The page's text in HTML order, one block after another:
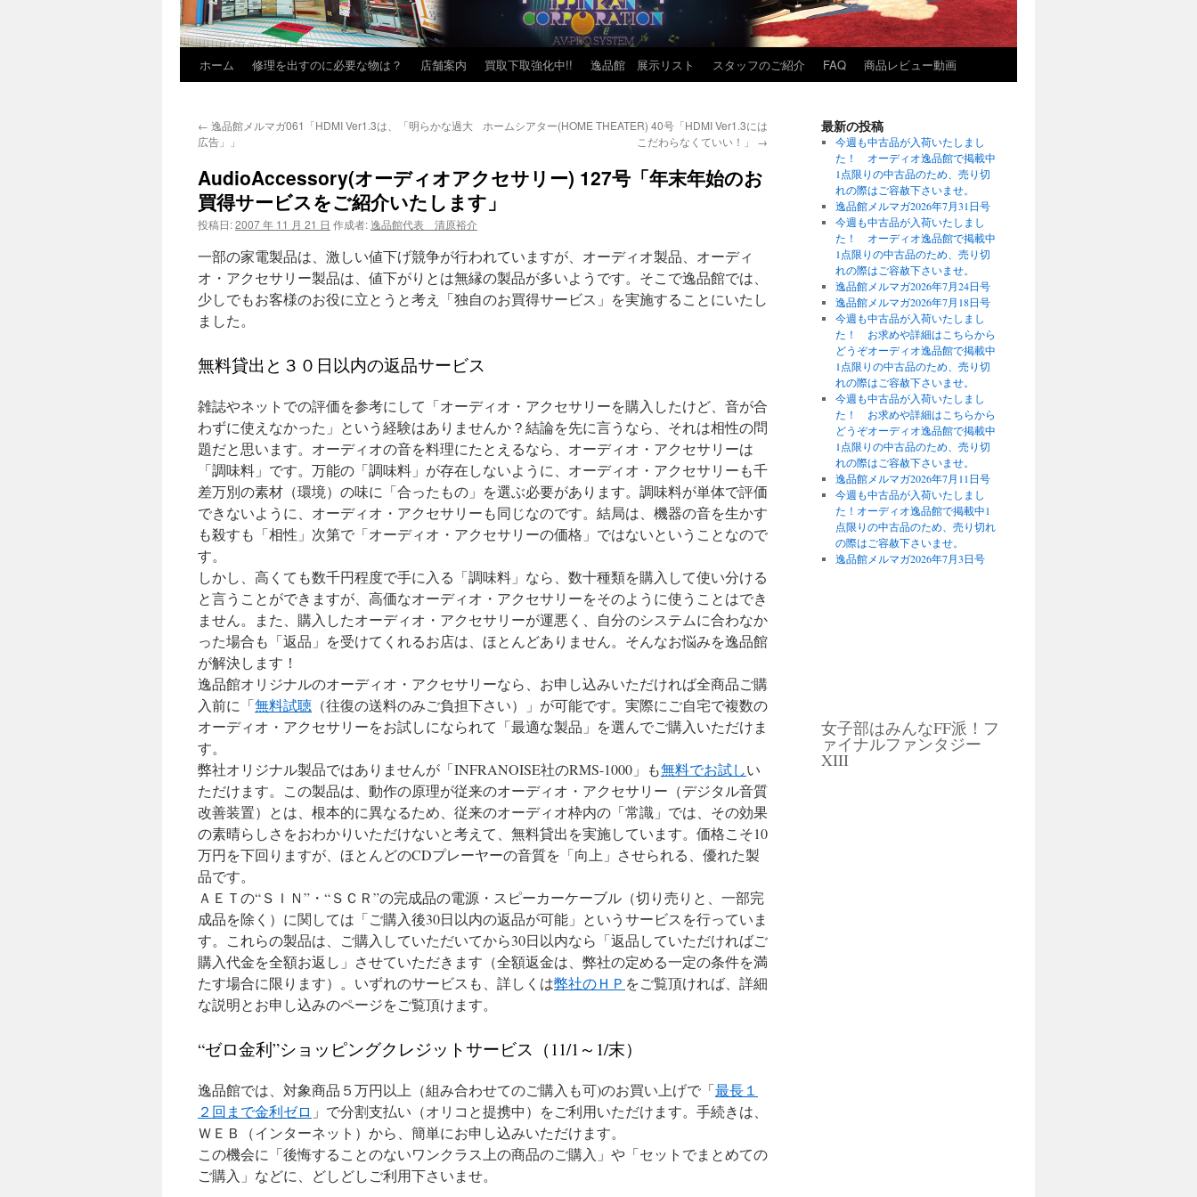
ホーム 修理を出すのに必要な物は？ 店舗案内 買取下取強化中!! 逸品館 展示リスト スタッフのご紹介 FAQ 商品レビュー動画
← 逸品館メルマガ061「HDMI Ver1.3は、「明らかな過大
広告」」
ホームシアター(HOME THEATER) 40号「HDMI Ver1.3には
こだわらなくていい！」 →
AudioAccessory(オーディオアクセサリー) 127号「年末年始のお
買得サービスをご紹介いたします」
投稿日:2007 年 11 月 21 日 作成者:逸品館代表 清原裕介
一部の家電製品は、激しい値下げ競争が行われていますが、オーディオ製品、オーディ
オ・アクセサリー製品は、値下がりとは無縁の製品が多いようです。そこで逸品館では、
少しでもお客様のお役に立とうと考え「独自のお買得サービス」を実施することにいたし
ました。
無料貸出と３０日以内の返品サービス
雑誌やネットでの評価を参考にして「オーディオ・アクセサリーを購入したけど、音が合
わずに使えなかった」という経験はありませんか？結論を先に言うなら、それは相性の問
題だと思います。オーディオの音を料理にたとえるなら、オーディオ・アクセサリーは
「調味料」です。万能の「調味料」が存在しないように、オーディオ・アクセサリーも千
差万別の素材（環境）の味に「合ったもの」を選ぶ必要があります。調味料が単体で評価
できないように、オーディオ・アクセサリーも同じなのです。結局は、機器の音を生かす
も殺すも「相性」次第で「オーディオ・アクセサリーの価格」ではないということなので
す。
しかし、高くても数千円程度で手に入る「調味料」なら、 数十種類を購入して使い分ける
と言うことができますが、高価なオーディオ・アクセサリーをそのように使うことはでき
ません。また、購入したオーディオ・アクセサリーが運悪く、自分のシステムに合わなか
った場合も「返品」を受けてくれるお店は、ほとんどありません。そんなお悩みを逸品館
が解決します！
逸品館オリジナルのオーディオ・アクセサリーなら、お申し込みいただければ全商品ご購
入前に「無料試聴 （往復の送料のみご負担下さい）」が可能です。実際にご自宅で複数の
オーディオ・アクセサリーをお試しになられて「最適な製品」を選んでご購入いただけま
す。
弊社オリジナル製品ではありませんが「INFRANOISE社のRMS-1000」も無料でお試しい
ただけます。この製品は、動作の原理が従来のオーディオ・アクセサリー（デジタル音質
改善装置）とは、根本的に異なるため、従来のオーディオ枠内の「常識」では、その効果
の素晴らしさをおわかりいただけないと考えて、無料貸出を実施しています。価格こそ10
万円を下回りますが、ほとんどのCDプレーヤーの音質を「向上」させられる、優れた製
品です。
ＡＥＴの“ＳＩＮ”・“ＳＣＲ”の完成品の電源・スピーカーケーブル（切り売りと、一部完
成品を除く）に関しては「ご購入後30日以内の返品が可能」というサービスを行っていま
す。これらの製品は、ご購入していただいてから30日以内なら「返品していただければご
購入代金を全額お返し」させていただきます（全額返金は、弊社の定める一定の条件を満
たす場合に限ります）。いずれのサービスも、詳しくは弊社のＨＰ をご覧頂ければ、詳細
な説明とお申し込みのページをご覧頂けます。
“ゼロ金利”ショッピングクレジットサービス（11/1～1/末）
逸品館では、対象商品５万円以上（組み合わせてのご購入も可)のお買い上げで「最長１
２回まで金利ゼロ 」で分割支払い（オリコと提携中）をご利用いただけます。手続きは、
ＷＥＢ（インターネット）から、簡単にお申し込みいただけます。
この機会に「後悔することのないワンクラス上の商品のご購入」や「セットでまとめての
ご購入」などに、どしどしご利用下さいませ。
最新の投稿
今週も中古品が入荷いたしまし
た！ オーディオ逸品館で掲載中
1点限りの中古品のため、売り切
れの際はご容赦下さいませ。
逸品館メルマガ2026年7月31日号
今週も中古品が入荷いたしまし
た！ オーディオ逸品館で掲載中
1点限りの中古品のため、売り切
れの際はご容赦下さいませ。
逸品館メルマガ2026年7月24日号
逸品館メルマガ2026年7月18日号
今週も中古品が入荷いたしまし
た！ お求めや詳細はこちらから
どうぞオーディオ逸品館で掲載中
1点限りの中古品のため、売り切
れの際はご容赦下さいませ。
今週も中古品が入荷いたしまし
た！ お求めや詳細はこちらから
どうぞオーディオ逸品館で掲載中
1点限りの中古品のため、売り切
れの際はご容赦下さいませ。
逸品館メルマガ2026年7月11日号
今週も中古品が入荷いたしまし
た！オーディオ逸品館で掲載中1
点限りの中古品のため、売り切れ
の際はご容赦下さいませ。
逸品館メルマガ2026年7月3日号
女子部はみんなFF派！フ
ァイナルファンタジー
XIII